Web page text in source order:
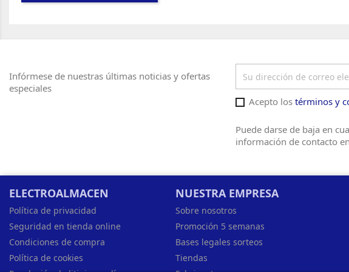
Infórmese de nuestras últimas noticias y ofertas
especiales
Acepto lostérminos y
Puede darse de baja en
información de contacto
ELECTROALMACEN
Política de privacidad
Seguridad en tienda online
Condiciones de compra
Política de cookies
NUESTRA EMPRESA
Sobre nosotros
Promoción 5 semanas
Bases legales sorteos
Tiendas